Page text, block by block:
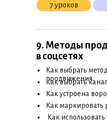
7 уроков
9. Методы
в соцсетях
Как выбрать
продвижения
•
Как выбрать
•
Как устроена
•
Как
•
Как маркировать
•